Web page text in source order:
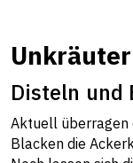
Unkräuter
Disteln und
Aktuell überragen
Blacken die